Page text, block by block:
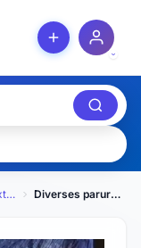
Textiles Diverses parures lit